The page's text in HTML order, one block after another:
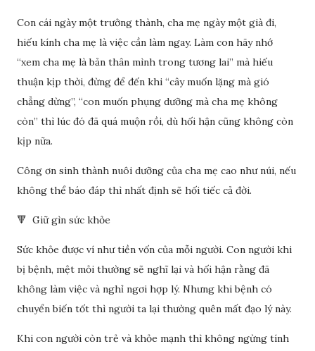
Con cái ngày một trưởng thành, cha mẹ ngày một già đi,
hiếu kính cha mẹ là việc cần làm ngay. Làm con hãy nhớ
“xem cha mẹ là bản thân mình trong tương lai” mà hiếu
thuận kịp thời, đừng để đến khi “cây muốn lặng mà gió
chẳng dừng”, “con muốn phụng dưỡng mà cha mẹ không
còn” thì lúc đó đã quá muộn rồi, dù hối hận cũng không còn
kịp nữa.
Công ơn sinh thành nuôi dưỡng của cha mẹ cao như núi, nếu
không thể báo đáp thì nhất định sẽ hối tiếc cả đời.
🔻 Giữ gìn sức khỏe
Sức khỏe được ví như tiền vốn của mỗi người. Con người khi
bị bệnh, mệt mỏi thường sẽ nghĩ lại và hối hận rằng đã
không làm việc và nghỉ ngơi hợp lý. Nhưng khi bệnh có
chuyển biến tốt thì người ta lại thường quên mất đạo lý này.
Khi con người còn trẻ và khỏe mạnh thì không ngừng tính